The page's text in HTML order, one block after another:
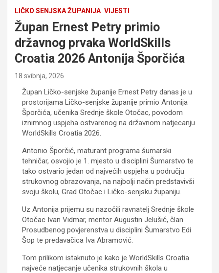
LIČKO SENJSKA ŽUPANIJA VIJESTI
Župan Ernest Petry primio
državnog prvaka WorldSkills
Croatia 2026 Antonija Šporčića
18 svibnja, 2026
Župan Ličko-senjske županije Ernest Petry danas je u
prostorijama Ličko-senjske županije primio Antonija
Šporčića, učenika Srednje škole Otočac, povodom
iznimnog uspjeha ostvarenog na državnom natjecanju
WorldSkills Croatia 2026.
Antonio Šporčić, maturant programa šumarski
tehničar, osvojio je 1. mjesto u disciplini Šumarstvo te
tako ostvario jedan od najvećih uspjeha u području
strukovnog obrazovanja, na najbolji način predstavivši
svoju školu, Grad Otočac i Ličko-senjsku županiju.
Uz Antonija prijemu su nazočili ravnatelj Srednje škole
Otočac Ivan Vidmar, mentor Augustin Jelušić, član
Prosudbenog povjerenstva u disciplini Šumarstvo Edi
Šop te predavačica Iva Abramović.
Tom prilikom istaknuto je kako je WorldSkills Croatia
najveće natjecanje učenika strukovnih škola u